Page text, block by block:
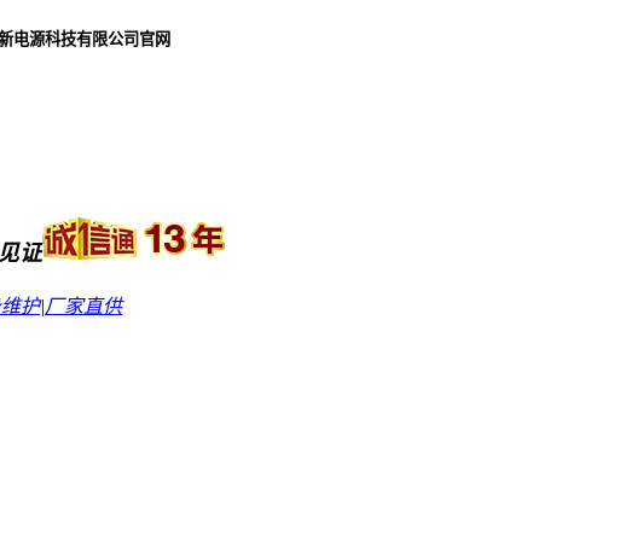
电源科技有限公司官网
证
护|厂家直供